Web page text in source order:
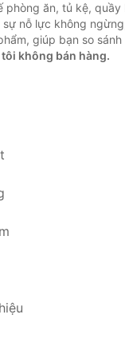
phòng ăn, tủ kệ, quầy
nỗ lực không
giúp bạn so
không bán hàng.